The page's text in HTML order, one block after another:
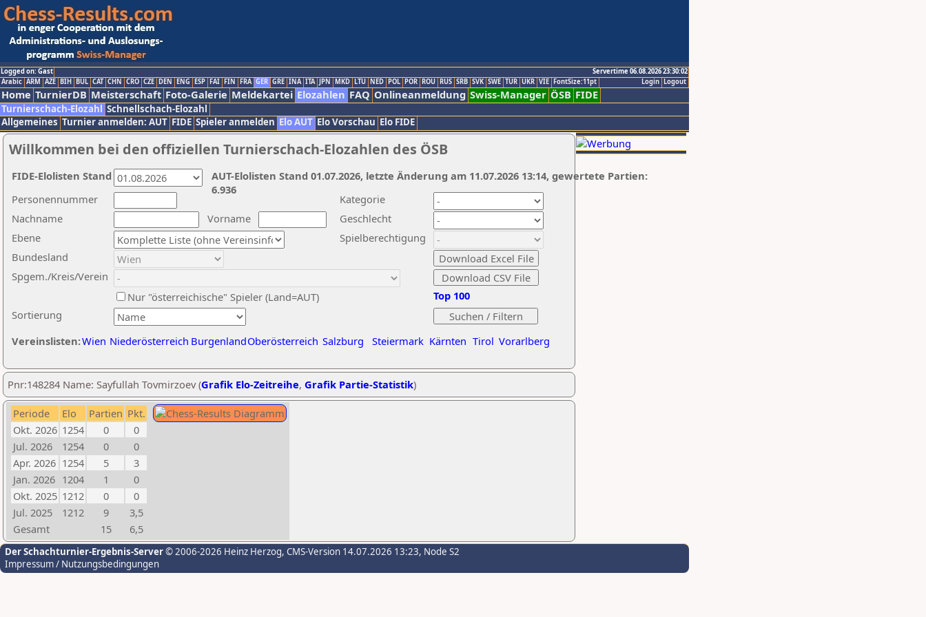
Logged on: Gast
Servertime 06.08.2026 23:30:02
Logout
Login
Arabic ARM AZE BIH BUL CAT CHN CRO CZE DEN ENG ESP FAI FIN FRA GER GRE INA ITA JPN MKD LTU NED POL POR ROU RUS SRB SVK SWE TUR UKR VIE FontSize:11pt
Home TurnierDB Meisterschaft Foto-Galerie Meldekartei Elozahlen FAQ Onlineanmeldung Swiss-Manager ÖSB FIDE
Turnierschach-Elozahl Schnellschach-Elozahl
Allgemeines Turnier anmelden: AUT FIDE Spieler anmelden Elo AUT Elo Vorschau Elo FIDE
Willkommen bei den offiziellen Turnierschach-Elozahlen des ÖSB
Nachname
Vorname
Ebene
Kategorie
Sortierung
Personennummer
Bundesland
Spgem./Kreis/Verein
Geschlecht
Nur "österreichische" Spieler (Land=AUT)
Spielberechtigung
Vereinslisten:Wien Niederösterreich BurgenlandOberösterreich Salzburg Steiermark Kärnten Tirol Vorarlberg
Top 100
AUT-Elolisten Stand 01.07.2026, letzte Änderung am 11.07.2026 13:14, gewertete Partien:
6.936
FIDE-Elolisten Stand
Pnr:148284 Name: Sayfullah Tovmirzoev (Grafik Elo-Zeitreihe, Grafik Partie-Statistik)
Periode Elo Partien Pkt.
Okt. 2026 1254 0
0
Jul. 2026
1254 0
0
Apr. 2026 1254 5
3
Jan. 2026 1204 1
0
Okt. 2025 1212 0
0
Jul. 2025
1212 9
3,5
Gesamt
15 6,5
Der Schachturnier-Ergebnis-Server© 2006-2026 Heinz Herzog, CMS-Version 14.07.2026 13:23, Node S2
Impressum / Nutzungsbedingungen